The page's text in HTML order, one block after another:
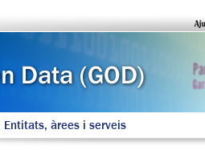
Entitats, àrees i serveis